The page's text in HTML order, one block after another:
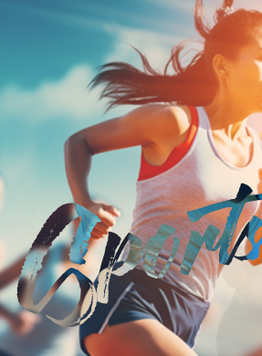
S